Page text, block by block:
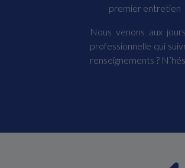
premier entretien
Nous venons aux
professionnelle qui
renseignements ?